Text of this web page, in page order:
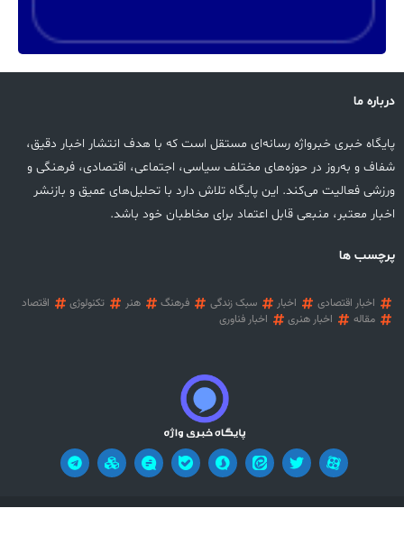
درباره ما
پایگاه خبری خبرواژه رسانه‌ای مستقل است که با هدف انتشار اخبار دقیق،
شفاف و به‌روز در حوزه‌های مختلف سیاسی، اجتماعی، اقتصادی، فرهنگی و
ورزشی فعالیت می‌کند. این پایگاه تلاش دارد با تحلیل‌های عمیق و بازنشر
اخبار معتبر، منبعی قابل اعتماد برای مخاطبان خود باشد.
پرچسب ها
اخبار اقتصادی اخبار سبک زندگی فرهنگ هنر تکنولوژی
اقتصاد
مقاله
اخبار هنری اخبار فناوری